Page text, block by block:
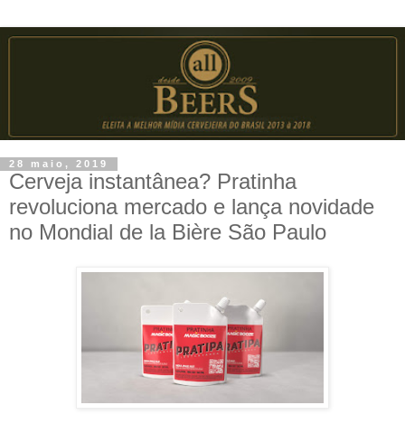
28 maio, 2019
Cerveja instantânea? Pratinha
revoluciona mercado e lança novidade
no Mondial de la Bière São Paulo